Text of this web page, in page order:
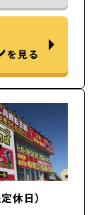
を見る
休日）